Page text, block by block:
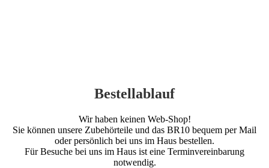
Bestellablauf
Wir haben keinen Web-Shop!
Sie können unsere Zubehörteile und das BR10 bequem per Mail
oder persönlich bei uns im Haus bestellen.
Für Besuche bei uns im Haus ist eine Terminvereinbarung
notwendig.